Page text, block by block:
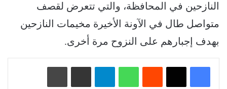
النازحين في المحافظة، والتي تتعرض لقصف
متواصل طال في الآونة الأخيرة مخيمات النازحين
بهدف إجبارهم على النزوح مرة أخرى.
واتساب تيلقرام